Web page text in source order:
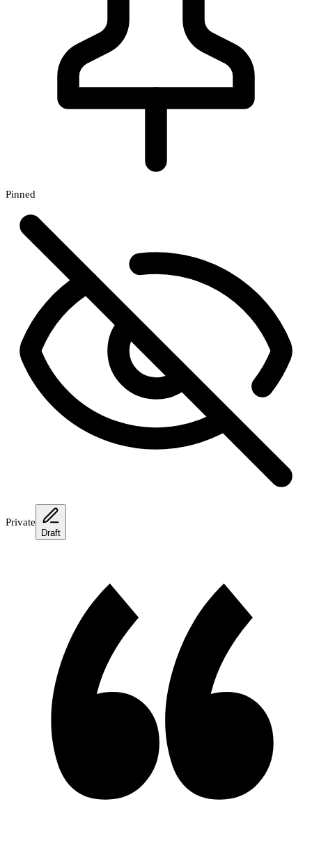
Pinned
Private
Draft